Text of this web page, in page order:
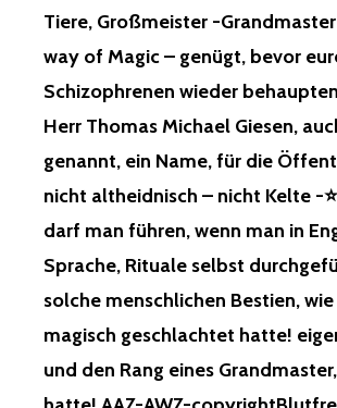
RZDRUIDEN, S
ATANISTEN! ⭐
R
ITTE –
W
INDER, F
RAUEN, M
IERE, G
ROSSMEISTER -G
ANDMASTER OF
TH
D WA
Y OF
ENSBERG-S
Z, K
RANKENFORST! ⭐
G
UR N
OCH P
ÖGLICH! ⭐
A
ON D
ENEN –
IR S
PIELEN S
VON
DENEN
WIR
BIS
HERR
IST!
⭐
Tiere, Großmeister -
way of Magic – genügt, bevor
Schizophrenen wieder
Herr Thomas Michael Giesen,
genannt, ein Name, für die
nicht altheidnisch – nicht Kelte -
darf man führen, wenn man in
Sprache, Rituale selbst
solche menschlichen Bestien,
magisch geschlachtet hatte!
und den Rang eines